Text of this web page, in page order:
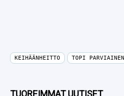
KEIHÄÄNHEITTO TOPI PARVIAINEN
TUOREIMMAT UUTISET